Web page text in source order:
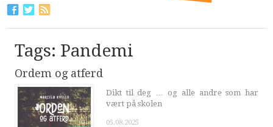
Tags: Pandemi
Ordem og atferd
Dikt til deg … og alle andre som har
vært på skolen
05.08.2025